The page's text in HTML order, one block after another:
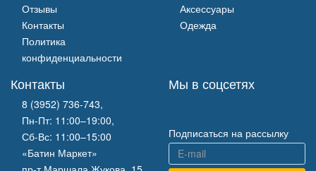
Отзывы
Контакты
Политика
конфиденциальности
Аксессуары
Одежда
Контакты
8 (3952) 736-743,
Пн-Пт: 11:00–19:00,
Сб-Вс: 11:00–15:00
«Батин Маркет»
Мы в соцсетях
Подписаться на рассылку